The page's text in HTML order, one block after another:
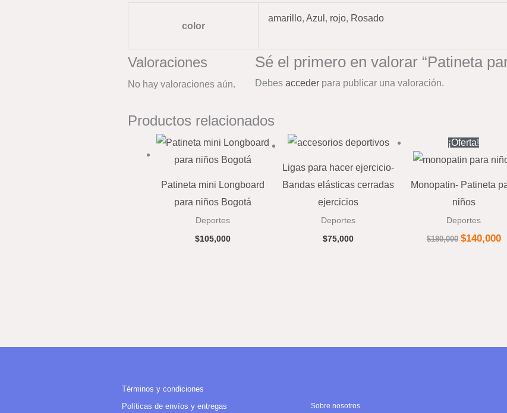
color
amarillo, Azul , rojo, Rosado
Valoraciones
No hay valoraciones aún.
Sé el primero en valorar “Patineta
Debes acceder para publicar una valoración.
Productos relacionados
Patineta mini Longboard
para niños Bogotá
Deportes
$105,000
Ligas para hacer ejercicio-
Bandas elásticas cerradas
ejercicios
Deportes
$75,000
¡Oferta!
Monopatin- Patineta
niños
Deportes
$180,000
El
precio
original
$180,000.
$140,000
Términos y condiciones
Políticas de envíos y entregas
Sobre nosotros